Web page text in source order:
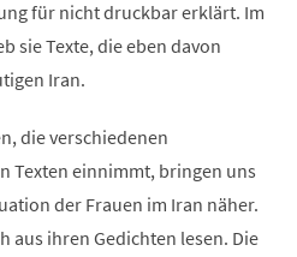
für nicht druckbar erklärt. Im
sie Texte, die eben davon
Iran.
die verschiedenen
Texten einnimmt, bringen uns
der Frauen im Iran näher.
aus ihren Gedichten lesen. Die